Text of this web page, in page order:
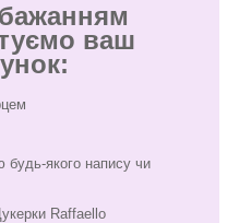
ваш
будь-якого напису чи
Raffaello